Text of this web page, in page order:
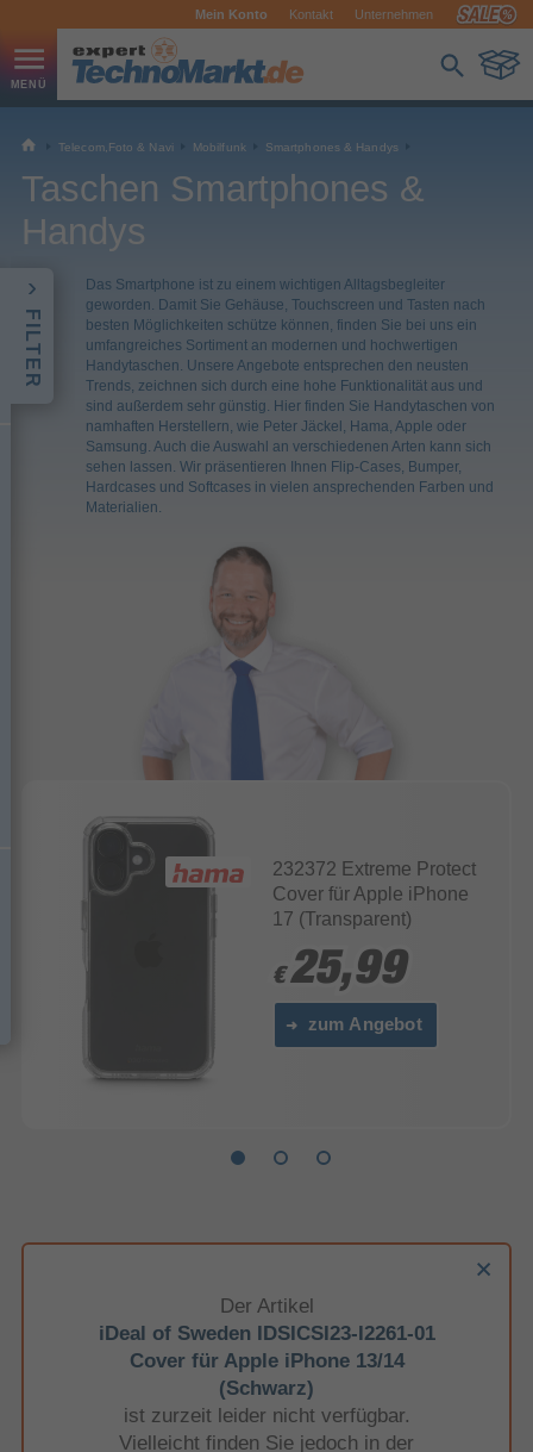
Mein Konto Kontakt Unternehmen
FILTER
Telecom,Foto & Navi Mobilfunk Smartphones & Handys
Taschen Smartphones &
Handys
Das Smartphone ist zu einem wichtigen Alltagsbegleiter
geworden. Damit Sie Gehäuse, Touchscreen und Tasten nach
besten Möglichkeiten schütze können, finden Sie bei uns ein
umfangreiches Sortiment an modernen und hochwertigen
Handytaschen. Unsere Angebote entsprechen den neusten
Trends, zeichnen sich durch eine hohe Funktionalität aus und
sind außerdem sehr günstig. Hier finden Sie Handytaschen von
namhaften Herstellern, wie Peter Jäckel, Hama, Apple oder
Samsung. Auch die Auswahl an verschiedenen Arten kann sich
sehen lassen. Wir präsentieren Ihnen Flip-Cases, Bumper,
Hardcases und Softcases in vielen ansprechenden Farben und
Materialien.
232372 Extreme Protect
Cover für Apple iPhone
17 (Transparent)
€ 25,99
€ 25,99
zum Angebot
Der Artikel
iDeal of Sweden IDSICSI23-I2261-01
Cover für Apple iPhone 13/14
(Schwarz)
ist zurzeit leider nicht verfügbar.
Vielleicht finden Sie jedoch in der